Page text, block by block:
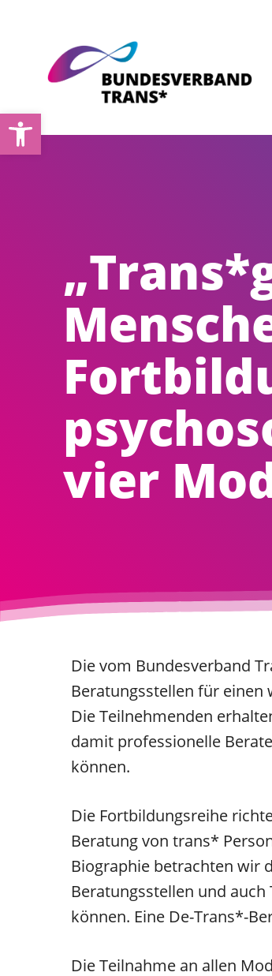
Open toolbar
springen
vier
Die vom Bundesverband
Beratungsstellen für
Die Teilnehmenden
damit professionelle
können.
Die Fortbildungsreihe
Beratung von trans*
Biographie betrachten wir
Beratungsstellen und
können. Eine De-Trans*-
Die Teilnahme an allen